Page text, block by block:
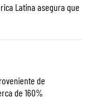
Latina asegura que
de
de 160%